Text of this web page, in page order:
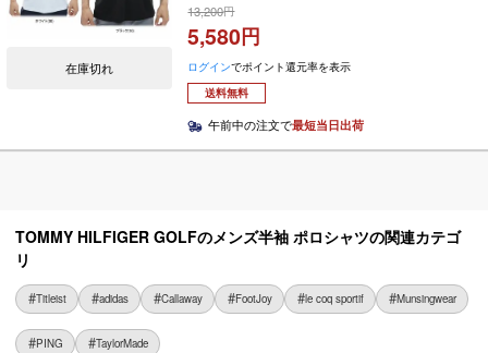
在庫切れ
13,200
5,580
ログインでポイント還元率を表示
送料無料
午前中の注文で最短当日出荷
TOMMY HILFIGER GOLFのメンズ半袖 ポロシャツの関連カテゴ
リ
Titleist adidas Callaway FootJoy le coq sportif Munsingwear
PING TaylorMade